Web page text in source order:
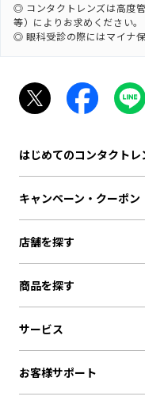
◎ コンタクトレンズは高度
等）によりお求めください。
◎ 眼科受診の際にはマイナ
はじめてのコンタクトレ
キャンペーン・クーポン
店舗を探す
商品を探す
サービス
お客様サポート